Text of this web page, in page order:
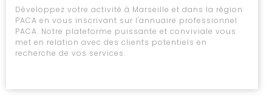
Développez votre activité à Marseille et dans la région
PACA en vous inscrivant sur l'annuaire professionnel
PACA. Notre plateforme puissante et conviviale vous
met en relation avec des clients potentiels en
recherche de vos services.